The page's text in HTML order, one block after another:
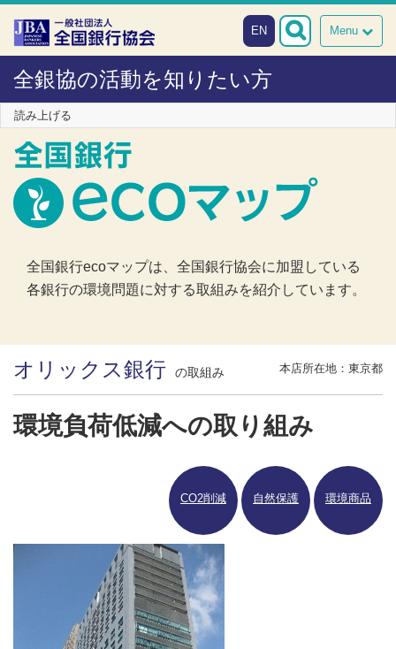
本文へスキップ
障がい者向け相談窓口
Menu
EN
全銀協の活動を知りたい方
読み上げる
全国銀行ecoマップは、全国銀行協会に加盟している
各銀行の環境問題に対する取組みを紹介しています。
本店所在地：東京都
オリックス銀行 の取組み
環境負荷低減への取り組み
CO2削減 自然保護 環境商品